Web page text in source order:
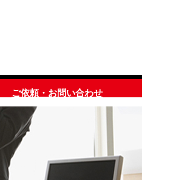
ご依頼・お問い合わせ